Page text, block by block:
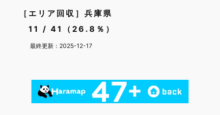
［エリア回収］兵庫県
11 / 41（26.8％）
最終更新：2025-12-17